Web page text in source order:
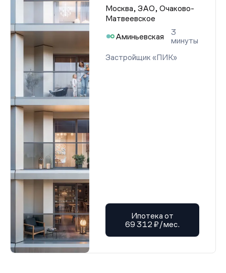
Москва, ЗАО, Очаково-
Матвеевское
Аминьевская
3
минуты
Застройщик «ПИК»
Ипотека от
69 312 ₽/мес.